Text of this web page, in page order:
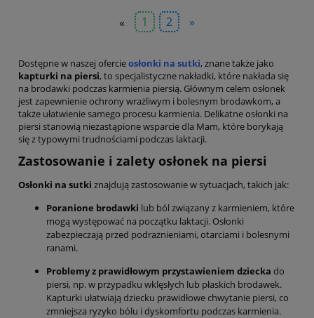
« 1 2 »
Dostępne w naszej ofercieosłonki na sutki, znane także jako
kapturki na piersi, to specjalistyczne nakładki, które nakłada się
na brodawki podczas karmienia piersią. Głównym celem osłonek
jest zapewnienie ochrony wrażliwym i bolesnym brodawkom, a
także ułatwienie samego procesu karmienia. Delikatne osłonki na
piersi stanowią niezastąpione wsparcie dla Mam, które borykają
się z typowymi trudnościami podczas laktacji.
Zastosowanie i zalety osłonek na piersi
Osłonki na sutki znajdują zastosowanie w sytuacjach, takich jak:
Poranione brodawki lub ból związany z karmieniem, które
mogą występować na początku laktacji. Osłonki
zabezpieczają przed podrażnieniami, otarciami i bolesnymi
ranami.
Problemy z prawidłowym przystawieniem dziecka do
piersi, np. w przypadku wklęsłych lub płaskich brodawek.
Kapturki ułatwiają dziecku prawidłowe chwytanie piersi, co
zmniejsza ryzyko bólu i dyskomfortu podczas karmienia.